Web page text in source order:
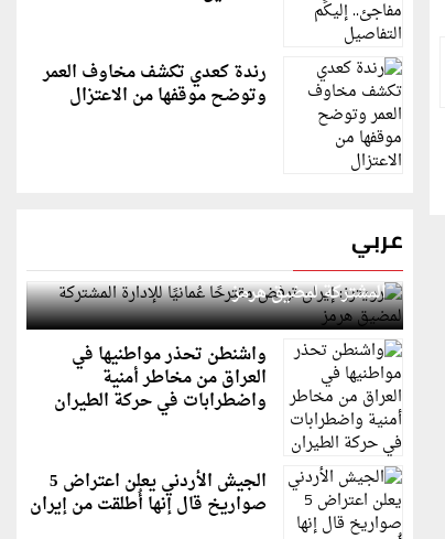
رندة كعدي تكشف مخاوف العمر
وتوضح موقفها من الاعتزال
عربي
رويترز: إيران ترفض مقترحًا عُمانيًا للإدارة
المشتركة لمضيق هرمز
واشنطن تحذر مواطنيها في
العراق من مخاطر أمنية
واضطرابات في حركة الطيران
الجيش الأردني يعلن اعتراض 5
صواريخ قال إنها أُطلقت من إيران